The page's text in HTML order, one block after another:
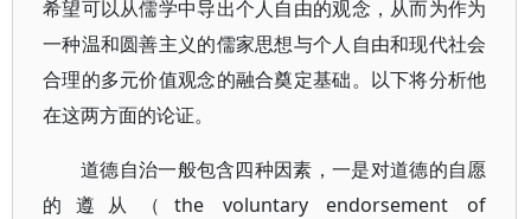
希望可以从儒学中导出个人自由的观念，从而为作为
一种温和圆善主义的儒家思想与个人自由和现代社会
合理的多元价值观念的融合奠定基础。以下将分析他
在这两方面的论证。
道德自治一般包含四种因素，一是对道德的自愿
的遵从（the voluntary endorsement of